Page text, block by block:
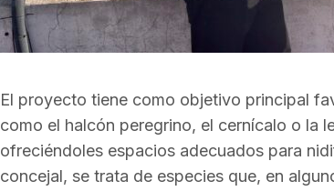
a
o
El proyecto tiene como objetivo principal
como el halcón peregrino, el cernícalo o la
ofreciéndoles espacios adecuados para
concejal, se trata de especies que, en